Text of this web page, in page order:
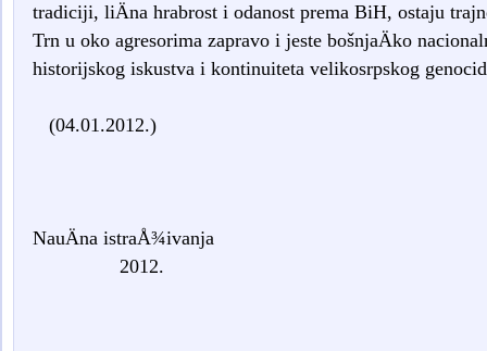
tradiciji, liÄna hrabrost i odanost prema BiH, ostaju
Trn u oko agresorima zapravo i jeste bošnjaÄko
historijskog iskustva i kontinuiteta velikosrpskog
(04.01.2012.)
NauÄna
2012.